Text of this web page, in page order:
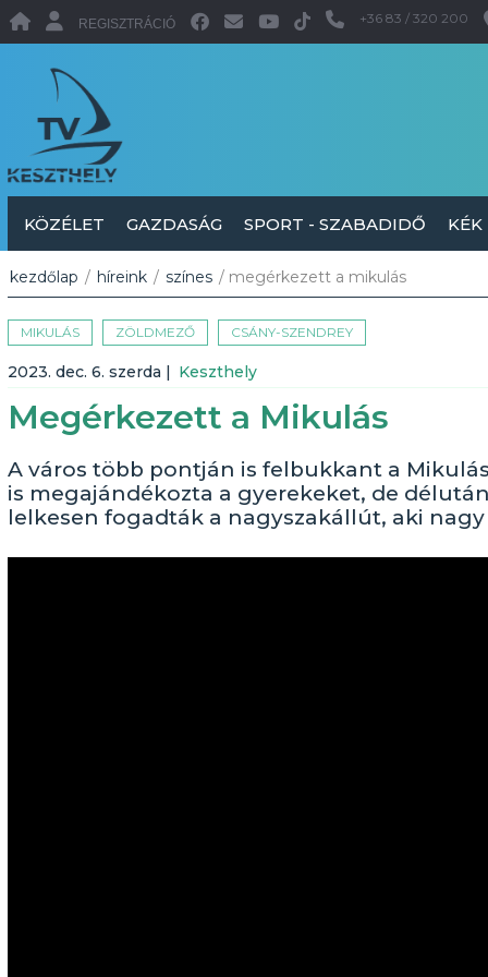
REGISZTRÁCIÓ +36 83 / 320 200
KÖZÉLET GAZDASÁG SPORT - SZABADIDŐ KÉK
kezdőlap / híreink / színes / megérkezett a mikulás
MIKULÁS ZÖLDMEZŐ CSÁNY-SZENDREY
2023. dec. 6. szerda | Keszthely
Megérkezett a Mikulás
A város több pontján is felbukkant a
is megajándékozta a gyerekeket, de
lelkesen fogadták a nagyszakállút, aki